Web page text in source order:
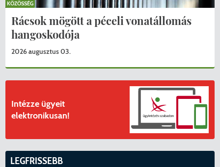
Rácsok mögött a péceli vonatállomás
hangoskodója
2026 augusztus 03.
KÖZÖSSÉG
Intézze ügyeit
elektronikusan!
LEGFRISSEBB
KERESÉS